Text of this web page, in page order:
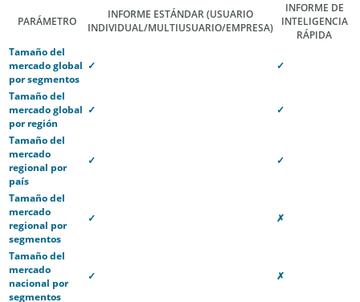
PARÁMETRO
INFORME ESTÁNDAR(USUARIO
INDIVIDUAL/MULTIUSUARIO/EMPRESA)
INFORME DE
INTELIGENCIA
RÁPIDA
Tamaño del
mercado global
por segmentos
✓ ✓
Tamaño del
mercado global
por región
✓ ✓
Tamaño del
mercado
regional por
país
✓ ✓
Tamaño del
mercado
regional por
segmentos
✓ ✗
Tamaño del
mercado
nacional por
segmentos
✓ ✗